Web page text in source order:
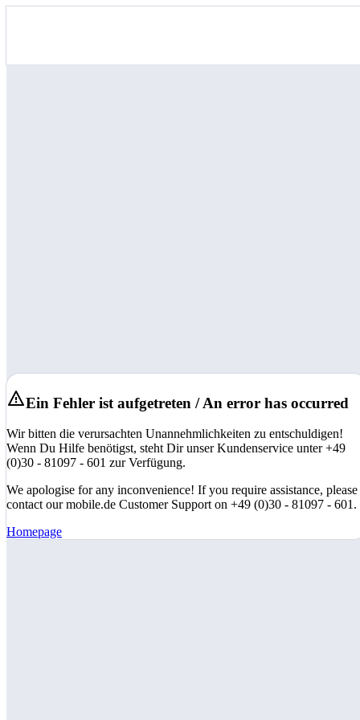
Ein Fehler ist aufgetreten / An error has occurred
Wir bitten die verursachten Unannehmlichkeiten zu entschuldigen!
Wenn Du Hilfe benötigst, steht Dir unser Kundenservice unter +49
(0)30 - 81097 - 601 zur Verfügung.
We apologise for any inconvenience! If you require assistance, please
contact our mobile.de Customer Support on +49 (0)30 - 81097 - 601.
Homepage